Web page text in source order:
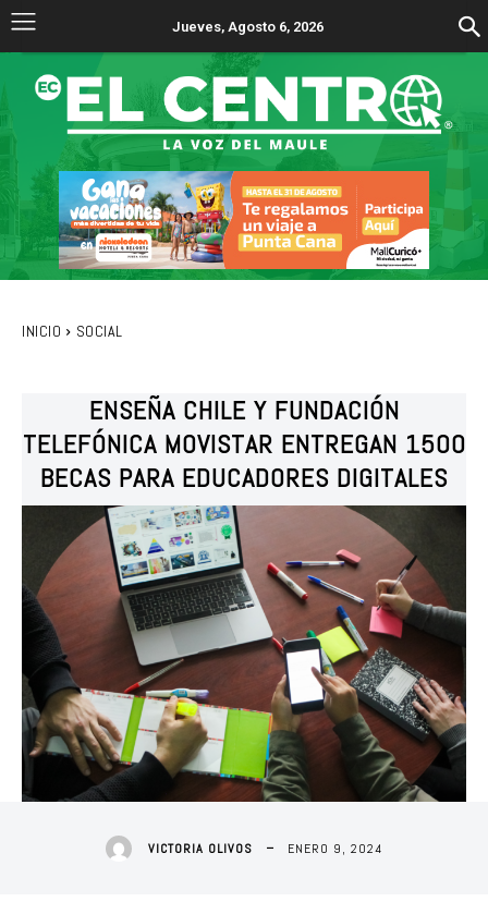
Jueves, Agosto 6, 2026
INICIO SOCIAL
ENSEÑA CHILE Y FUNDACIÓN
TELEFÓNICA MOVISTAR ENTREGAN 1500
BECAS PARA EDUCADORES DIGITALES
VICTORIA OLIVOS ENERO 9, 2024